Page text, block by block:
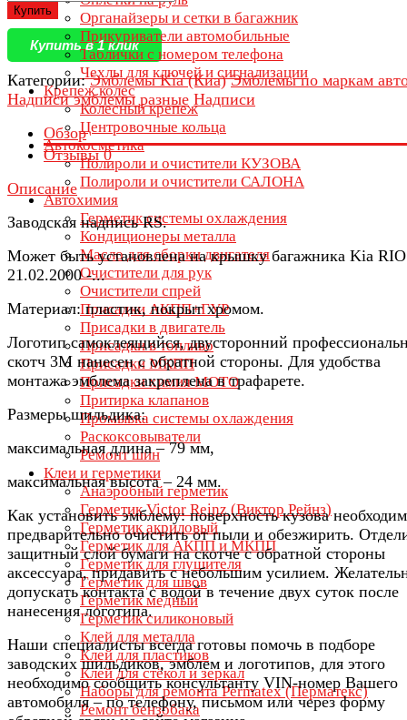
Органайзеры и сетки в багажник
Прикуриватели автомобильные
Таблички с номером телефона
Чехлы для ключей и сигнализации
Крепеж колес
Колесный крепеж
Центровочные кольца
Автокосметика
Полироли и очистители КУЗОВА
Полироли и очистители САЛОНА
Автохимия
Герметик системы охлаждения
Кондиционеры металла
Масло для сборки двигателя
Очистители для рук
Очистители спрей
Присадки АКПП+ГУР
Присадки в двигатель
Присадки в топливо
Присадки МКПП
Присадки химия МОТО
Притирка клапанов
Промывка системы охлаждения
Раскоксовыватели
Ремонт шин
Клеи и герметики
Анаэробный герметик
Герметик Victor Reinz (Виктор Рейнз)
Герметик акриловый
Герметик для АКПП и МКПП
Герметик для глушителя
Герметик для швов
Герметик медный
Герметик силиконовый
Клей для металла
Клей для пластиков
Клей для стёкол и зеркал
Наборы для ремонта Permatex (Перматекс)
Ремонт бензобака
Купить
Купить в 1 клик
Категории:Эмблемы Kia (Киа) Эмблемы по маркам
Надписи эмблемы разные Надписи
Обзор
Отзывы0
Описание
Заводская надпись RS.
Может быть установлена на крышку багажника Kia RIO
21.02.2000 -...
Материал: пластик, покрыт хромом.
Логотип самоклеящийся, двусторонний
скотч 3М нанесен с обратной стороны. Для удобства
монтажа эмблема закреплена в трафарете.
Размеры шильдика:
максимальная длина – 79 мм,
максимальная высота – 24 мм.
Как установить эмблему: поверхность кузова
предварительно очистить от пыли и обезжирить.
защитный слой бумаги на скотче с обратной стороны
аксессуара, придавить с небольшим усилием.
допускать контакта с водой в течение двух суток после
нанесения логотипа.
Наши специалисты всегда готовы помочь в подборе
заводских шильдиков, эмблем и логотипов, для этого
необходимо сообщить консультанту VIN-номер Вашего
автомобиля – по телефону, письмом или через форму